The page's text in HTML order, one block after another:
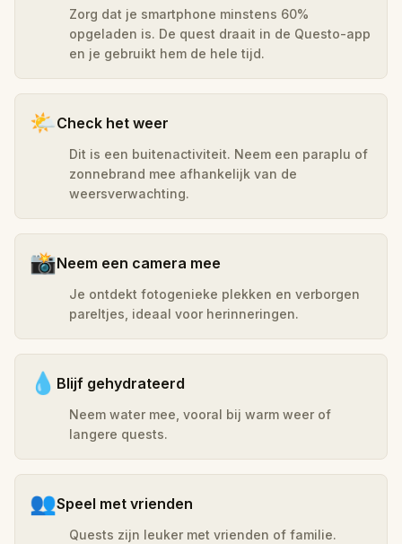
Zorg dat je smartphone minstens 60%
opgeladen is. De quest draait in de Questo-app
en je gebruikt hem de hele tijd.
🌤️Check het weer
Dit is een buitenactiviteit. Neem een paraplu of
zonnebrand mee afhankelijk van de
weersverwachting.
📸Neem een camera mee
Je ontdekt fotogenieke plekken en verborgen
pareltjes, ideaal voor herinneringen.
💧 Blijf gehydrateerd
Neem water mee, vooral bij warm weer of
langere quests.
👥Speel met vrienden
Quests zijn leuker met vrienden of familie.